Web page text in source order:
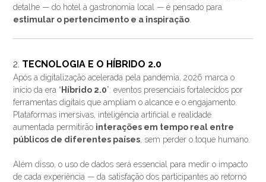
detalhe — do hotel à gastronomia local — é pensado para
estimular o pertencimento e a inspiração
2. TECNOLOGIA E O HÍBRIDO 2.0
Após a digitalização acelerada pela pandemia, 2026 marca o
início da era “ Híbrido 2.0”: eventos presenciais fortalecidos por
ferramentas digitais que ampliam o alcance e o engajamento.
Plataformas imersivas, inteligência artificial e realidade
aumentada permitirão interações em tempo real entre
públicos de diferentes países , sem perder o toque humano.
Além disso, o uso de dados será essencial para medir o impacto
de cada experiência — da satisfação dos participantes ao retorno